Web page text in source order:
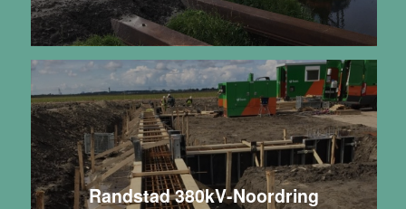
Randstad 380kV-Noordring